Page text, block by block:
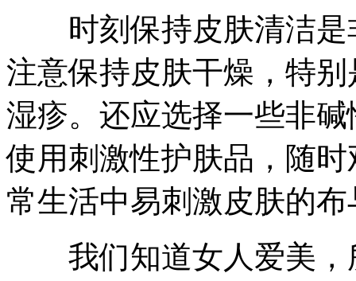
时刻保持皮肤清洁是
注意保持皮肤干燥，特
湿疹。还应选择一些非
使用刺激性护肤品，随
常生活中易刺激皮肤的
我们知道女人爱美，